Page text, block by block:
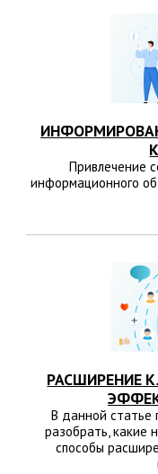
Привлечение
информационного
РАСШИРЕНИЕ
В данной статье
разобрать, какие
способы